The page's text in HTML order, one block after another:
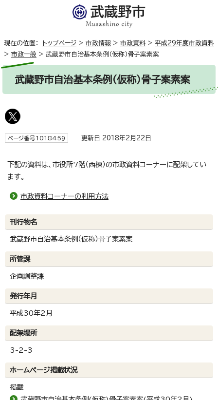
現在の位置： トップページ > 市政情報 > 市政資料 > 平成29年度市政資料
> 市政一般 > 武蔵野市自治基本条例（仮称）骨子案素案
武蔵野市自治基本条例（仮称）骨子案素案
ページ番号1018459 更新日 2018年2月22日
下記の資料は、市役所7階（西棟）の市政資料コーナーに配架してい
ます。
市政資料コーナーの利用方法
刊行物名
武蔵野市自治基本条例（仮称）骨子案素案
所管課
企画調整課
発行年月
平成30年2月
配架場所
3-2-3
ホームページ掲載状況
掲載